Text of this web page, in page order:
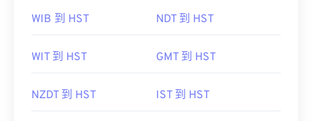
WIB 到 HST NDT 到 HST
WIT 到 HST GMT 到 HST
NZDT 到 HST IST 到 HST